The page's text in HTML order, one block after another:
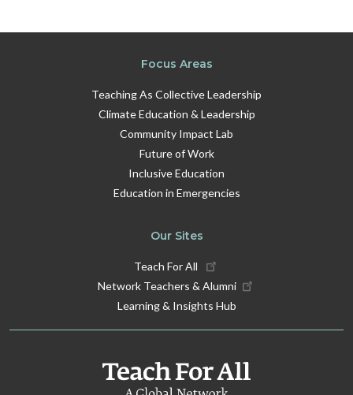
Focus Areas
Teaching As Collective Leadership
Climate Education & Leadership
Community Impact Lab
Future of Work
Inclusive Education
Education in Emergencies
Our Sites
Teach For All
Network Teachers & Alumni
Learning & Insights Hub